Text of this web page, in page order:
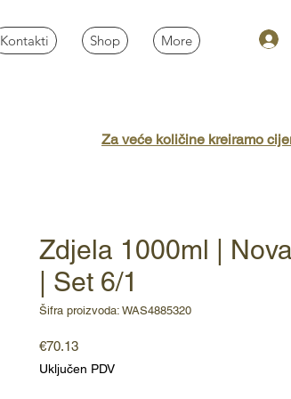
Kontakti Shop More
Zdjela 1000ml |
| Set 6/1
Šifra proizvoda: WAS4885320
€70.13Cijena
Uključen PDV
Za veće količine kreiramo